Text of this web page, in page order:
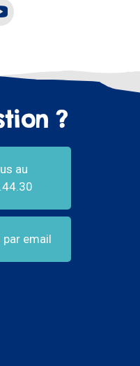
?
au
email